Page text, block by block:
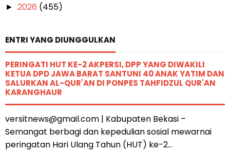
► 2026 (455)
ENTRI YANG DIUNGGULKAN
PERINGATI HUT KE-2 AKPERSI, DPP YANG DIWAKILI
KETUA DPD JAWA BARAT SANTUNI 40 ANAK YATIM DAN
SALURKAN AL-QUR'AN DI PONPES TAHFIDZUL QUR'AN
KARANGHAUR
versitnews@gmail.com | Kabupaten Bekasi –
Semangat berbagi dan kepedulian sosial mewarnai
peringatan Hari Ulang Tahun (HUT) ke-2...